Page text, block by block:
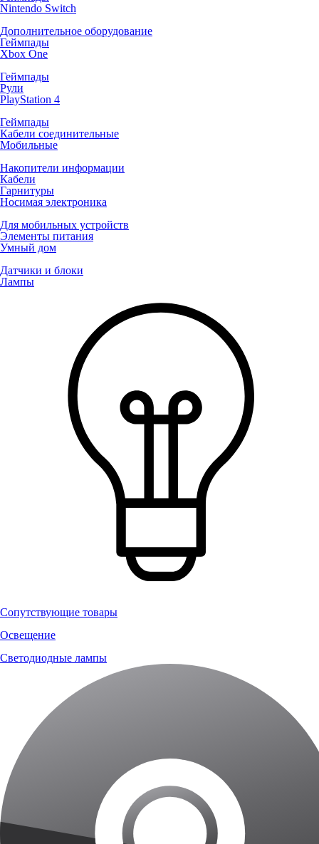
Nintendo Switch
Дополнительное оборудование
Геймпады
Xbox One
Геймпады
Рули
PlayStation 4
Геймпады
Кабели соединительные
Мобильные
Накопители информации
Кабели
Гарнитуры
Носимая электроника
Для мобильных устройств
Элементы питания
Умный дом
Датчики и блоки
Лампы
Сопутствующие товары
Освещение
Светодиодные лампы